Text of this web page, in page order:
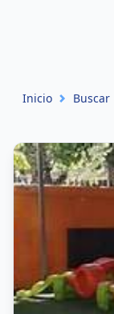
Inicio Buscar